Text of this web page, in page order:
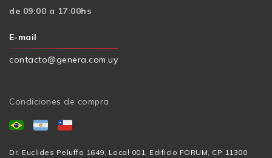
de 09:00 a 17:00hs
E-mail
contacto@genera.com.uy
Condiciones de compra
Dr. Euclides Peluffo 1649, Local 001, Edificio FORUM, CP 11300